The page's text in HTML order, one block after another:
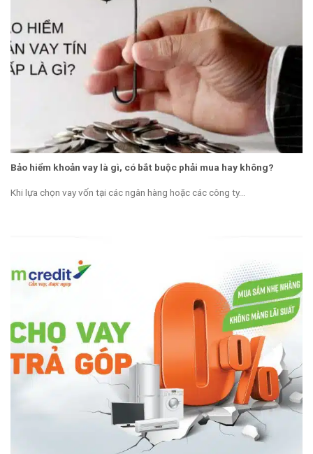
Bảo hiểm khoản vay là gì, có bắt buộc phải mua hay không?
Khi lựa chọn vay vốn tại các ngân hàng hoặc các công ty...